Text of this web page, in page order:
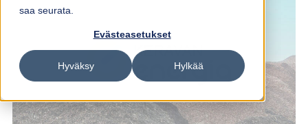
saa seurata.
Evästeasetukset
Hyväksy Hylkää